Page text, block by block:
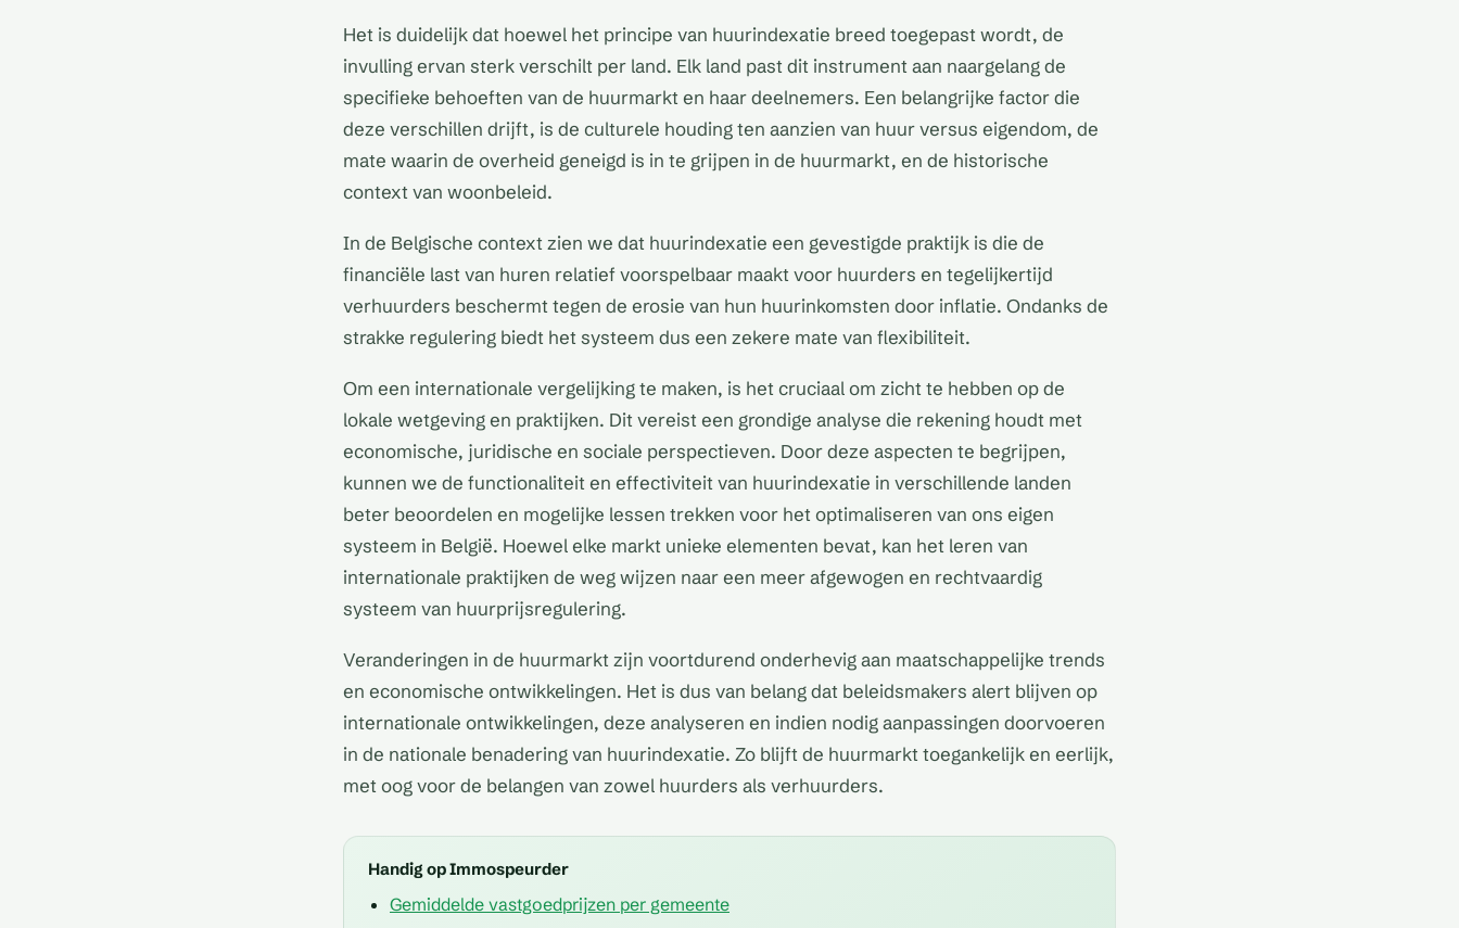
Het is duidelijk dat hoewel het principe van huurindexatie breed toegepast wordt, de
invulling ervan sterk verschilt per land. Elk land past dit instrument aan naargelang de
specifieke behoeften van de huurmarkt en haar deelnemers. Een belangrijke factor die
deze verschillen drijft, is de culturele houding ten aanzien van huur versus eigendom, de
mate waarin de overheid geneigd is in te grijpen in de huurmarkt, en de historische
context van woonbeleid.
In de Belgische context zien we dat huurindexatie een gevestigde praktijk is die de
financiële last van huren relatief voorspelbaar maakt voor huurders en tegelijkertijd
verhuurders beschermt tegen de erosie van hun huurinkomsten door inflatie. Ondanks de
strakke regulering biedt het systeem dus een zekere mate van flexibiliteit.
Om een internationale vergelijking te maken, is het cruciaal om zicht te hebben op de
lokale wetgeving en praktijken. Dit vereist een grondige analyse die rekening houdt met
economische, juridische en sociale perspectieven. Door deze aspecten te begrijpen,
kunnen we de functionaliteit en effectiviteit van huurindexatie in verschillende landen
beter beoordelen en mogelijke lessen trekken voor het optimaliseren van ons eigen
systeem in België. Hoewel elke markt unieke elementen bevat, kan het leren van
internationale praktijken de weg wijzen naar een meer afgewogen en rechtvaardig
systeem van huurprijsregulering.
Veranderingen in de huurmarkt zijn voortdurend onderhevig aan maatschappelijke trends
en economische ontwikkelingen. Het is dus van belang dat beleidsmakers alert blijven op
internationale ontwikkelingen, deze analyseren en indien nodig aanpassingen doorvoeren
in de nationale benadering van huurindexatie. Zo blijft de huurmarkt toegankelijk en eerlijk,
met oog voor de belangen van zowel huurders als verhuurders.
Handig op Immospeurder
Gemiddelde vastgoedprijzen per gemeente